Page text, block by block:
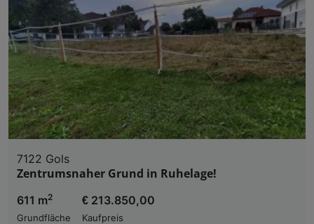
7122 Gols
Zentrumsnaher Grund in Ruhelage!
611 m2
Grundfläche
€ 213.850,00
Kaufpreis